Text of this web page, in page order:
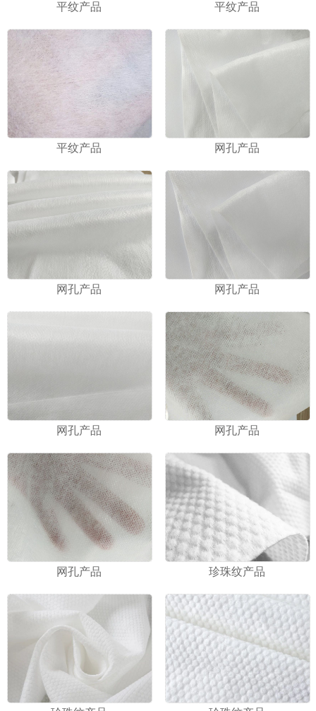
平纹产品 平纹产品
平纹产品 网孔产品
网孔产品 网孔产品
网孔产品 网孔产品
网孔产品 珍珠纹产品